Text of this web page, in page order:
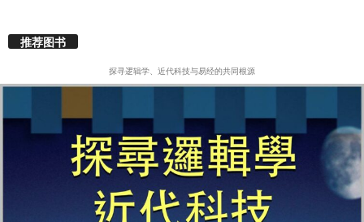
推荐图书
探寻逻辑学、近代科技与易经的共同根源